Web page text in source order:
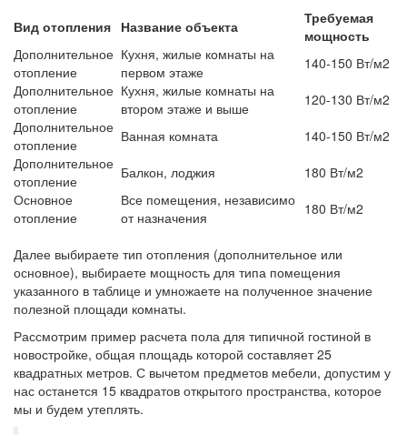
Вид отопления Название объекта
Требуемая
мощность
Дополнительное
отопление
Кухня, жилые комнаты на
первом этаже
140-150 Вт/м2
Дополнительное
отопление
Кухня, жилые комнаты на
втором этаже и выше
120-130 Вт/м2
Дополнительное
отопление
Ванная комната
140-150 Вт/м2
Дополнительное
отопление
Балкон, лоджия
180 Вт/м2
Основное
отопление
Все помещения, независимо
от назначения
180 Вт/м2
Далее выбираете тип отопления (дополнительное или
основное), выбираете мощность для типа помещения
указанного в таблице и умножаете на полученное значение
полезной площади комнаты.
Рассмотрим пример расчета пола для типичной гостиной в
новостройке, общая площадь которой составляет 25
квадратных метров. С вычетом предметов мебели, допустим у
нас останется 15 квадратов открытого пространства, которое
мы и будем утеплять.